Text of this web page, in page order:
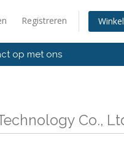
Registreren
op met ons
Co.,